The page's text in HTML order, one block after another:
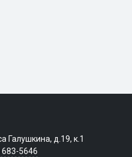
Галушкина, д.19, к.1
683-5646